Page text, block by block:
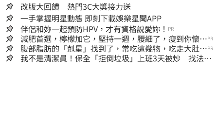
改版大回饋 熱門3C大獎接力送
一手掌握明星動態 即刻下載娛樂星聞APP
伴侶和妳一起預防HPV，才有資格說愛妳！ PR
減肥首選，檸檬加它，堅持一週，腰細了，瘦到你懷疑
人生
PR
腹部脂肪的「剋星」找到了，常吃這幾物，吃走大肚
囊，瘦出小蠻腰
PR
我不是清潔員！保全「拒倒垃圾」上班3天被炒 找法院